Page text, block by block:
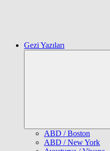
Gezi Yazıları
ABD / Boston
ABD / New York